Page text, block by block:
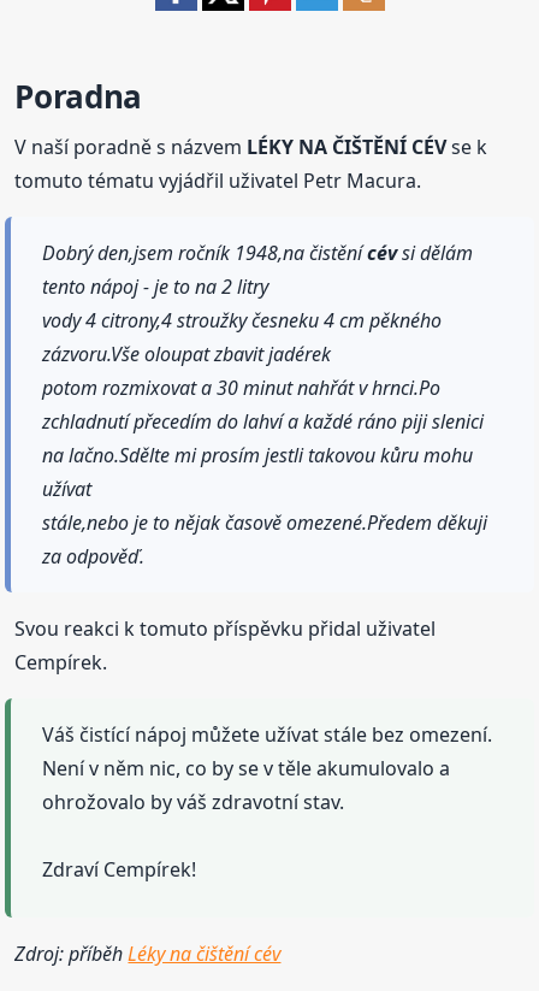
Poradna
V naší poradně s názvem LÉKY NA ČIŠTĚNÍ CÉVse k
tomuto tématu vyjádřil uživatel Petr Macura.
Dobrý den,jsem ročník 1948,na čistěnícévsi dělám
tento nápoj - je to na 2 litry
vody 4 citrony,4 stroužky česneku 4 cm pěkného
zázvoru.Vše oloupat zbavit jadérek
potom rozmixovat a 30 minut nahřát v hrnci.Po
zchladnutí přecedím do lahví a každé ráno piji slenici
na lačno.Sdělte mi prosím jestli takovou kůru mohu
užívat
stále,nebo je to nějak časově omezené.Předem děkuji
za odpověď.
Svou reakci k tomuto příspěvku přidal uživatel
Cempírek.
Váš čistící nápoj můžete užívat stále bez omezení.
Není v něm nic, co by se v těle akumulovalo a
ohrožovalo by váš zdravotní stav.
Zdraví Cempírek!
Zdroj: příběhLéky na čištění cév